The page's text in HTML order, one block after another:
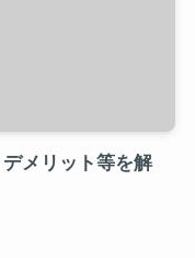
メリット等を解